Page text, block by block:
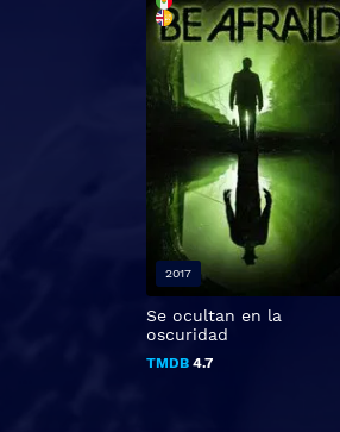
Se ocultan en la
oscuridad
TMDB 4.7
2017